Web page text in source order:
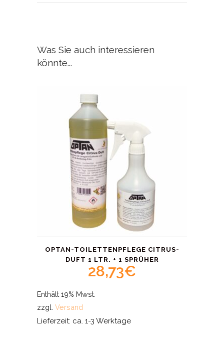
Was Sie auch interessieren
könnte...
OPTAN-TOILETTENPFLEGE CITRUS-
DUFT 1 LTR. + 1 SPRÜHER
28,73€
Enthält 19% Mwst.
zzgl. Versand
Lieferzeit: ca. 1-3 Werktage